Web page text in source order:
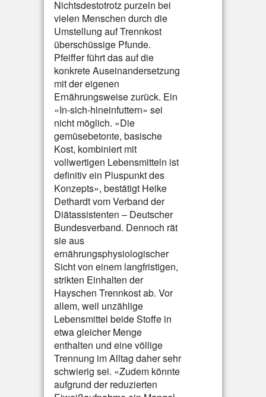
Nichtsdestotrotz purzeln bei
vielen Menschen durch die
Umstellung auf Trennkost
überschüssige Pfunde.
Pfeiffer führt das auf die
konkrete Auseinandersetzung
mit der eigenen
Ernährungsweise zurück. Ein
«In-sich-hineinfuttern» sei
nicht möglich. «Die
gemüsebetonte, basische
Kost, kombiniert mit
vollwertigen Lebensmitteln ist
definitiv ein Pluspunkt des
Konzepts», bestätigt Heike
Dethardt vom Verband der
Diätassistenten – Deutscher
Bundesverband. Dennoch rät
sie aus
ernährungsphysiologischer
Sicht von einem langfristigen,
strikten Einhalten der
Hayschen Trennkost ab. Vor
allem, weil unzählige
Lebensmittel beide Stoffe in
etwa gleicher Menge
enthalten und eine völlige
Trennung im Alltag daher sehr
schwierig sei. «Zudem könnte
aufgrund der reduzierten